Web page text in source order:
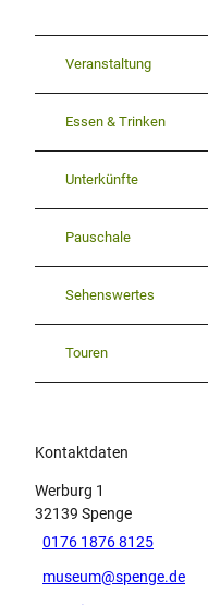
Veranstaltung
Essen & Trinken
Unterkünfte
Pauschale
Sehenswertes
Touren
Kontaktdaten
Werburg 1
32139 Spenge
0176 1876 8125
museum@spenge.de